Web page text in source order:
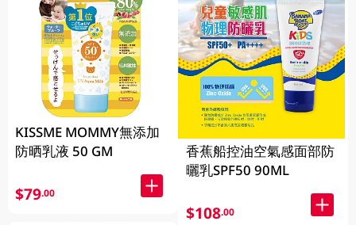
KISSME MOMMY無添加
防晒乳液 50 GM
$79.00
香蕉船控油空氣感面部防
曬乳SPF50 90ML
$108.00